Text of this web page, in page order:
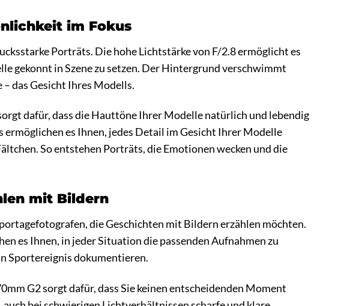
im Fokus
Porträts. Die hohe Lichtstärke von F/2.8 ermöglicht es
gekonnt in Szene zu setzen. Der Hintergrund verschwimmt
das Gesicht Ihres Modells.
dafür, dass die Hauttöne Ihrer Modelle natürlich und lebendig
es Ihnen, jedes Detail im Gesicht Ihrer Modelle
So entstehen Porträts, die Emotionen wecken und die
mit Bildern
die Geschichten mit Bildern erzählen möchten.
es Ihnen, in jeder Situation die passenden Aufnahmen zu
Sportereignis dokumentieren.
G2 sorgt dafür, dass Sie keinen entscheidenden Moment